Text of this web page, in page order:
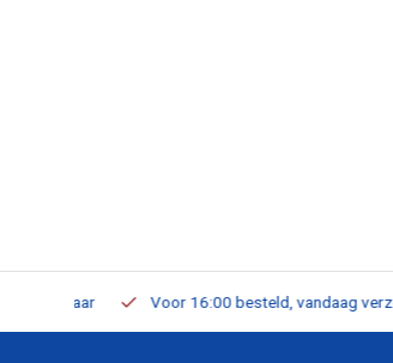
Voor 16:00 besteld, vandaag verzonden